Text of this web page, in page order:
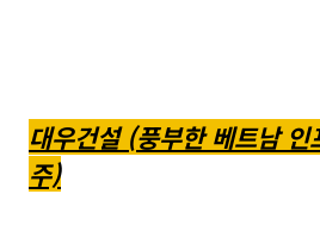
대우건설 (풍부한 베트남 인
주)